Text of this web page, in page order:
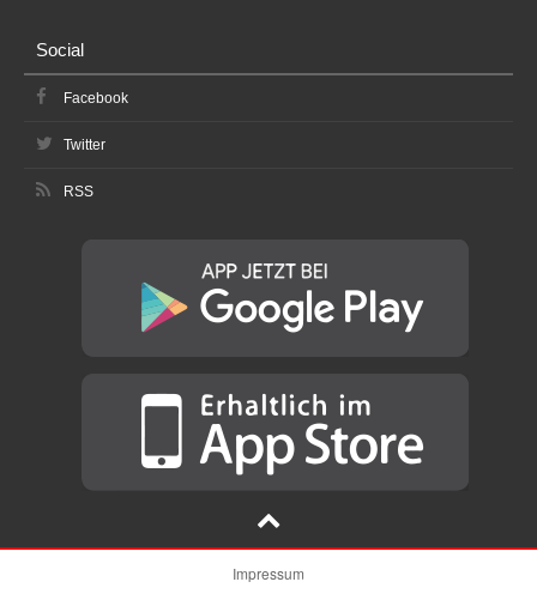
Social
Facebook
Twitter
RSS
Impressum